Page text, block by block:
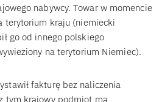
nabywcy. Towar w momencie
terytorium kraju (niemiecki
go od innego polskiego
na terytorium Niemiec).
fakturę bez naliczenia
tym krajowy podmiot ma